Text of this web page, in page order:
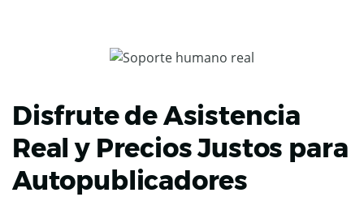
Disfrute de Asistencia
Real y Precios Justos para
Autopublicadores